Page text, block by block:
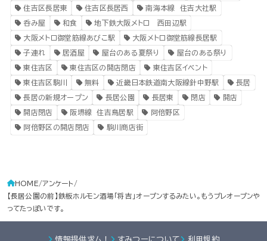
住吉区長居東 住吉区長居西 南海本線 住吉大社駅
呑み屋 和食 地下鉄大阪メトロ 西田辺駅
大阪メトロ御堂筋線あびこ駅 大阪メトロ御堂筋線長居駅
子連れ 居酒屋 屋台のある夏祭り 屋台のある祭り
東住吉区 東住吉区の開店閉店 東住吉区イベント
東住吉区駒川 無料 近畿日本鉄道南大阪線針中野駅 長居
長居の新規オープン 長居公園 長居東 閉店 開店
開店閉店 阪堺線 住吉鳥居駅 阿倍野区
阿倍野区の開店閉店 駒川商店街
HOME
アンケート
【長居公園の前】鉄板ホルモン酒場「将吉」オープンするみたい。もうプレオープンや
ってたっぽいです。